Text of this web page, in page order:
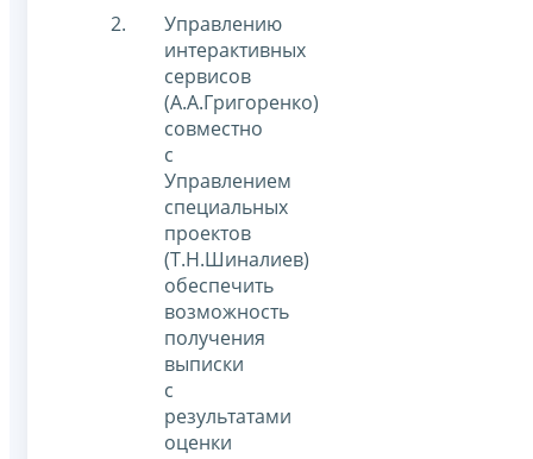
Управлению
интерактивных
сервисов
(А.А.Григоренко)
совместно
с
Управлением
специальных
проектов
(Т.Н.Шиналиев)
обеспечить
возможность
получения
выписки
с
результатами
оценки